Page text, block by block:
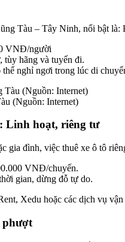
Tàu – Tây Ninh, nổi bật
VNĐ/người
tùy hãng và tuyến đi.
thể nghỉ ngơi trong lúc di
(Nguồn: Internet)
Linh hoạt, riêng tư
gia đình, việc thuê xe ô tô
VNĐ/chuyến.
gian, dừng đỗ tự do.
Xedu hoặc các dịch vụ
phượt